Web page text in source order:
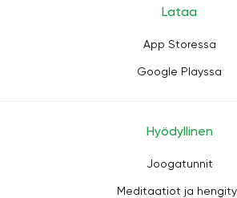
Lataa
App Storessa
Google Playssa
Hyödyllinen
Joogatunnit
Meditaatiot ja